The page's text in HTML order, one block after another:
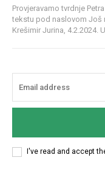
Provjeravamo tvrdnje
tekstu pod naslovom Još malo o
I've read and accept